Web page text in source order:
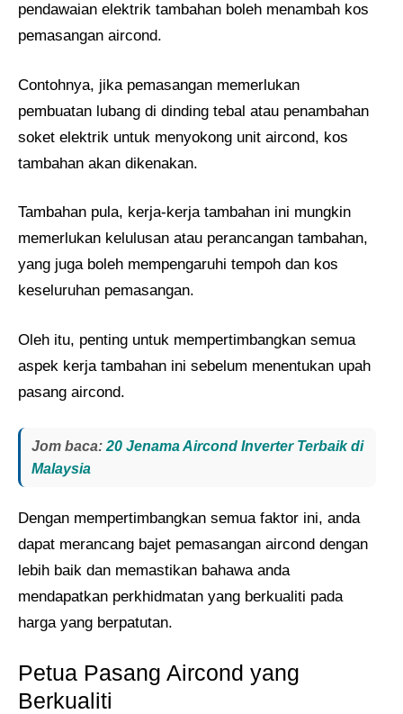
pendawaian elektrik tambahan boleh menambah kos
pemasangan aircond.
Contohnya, jika pemasangan memerlukan
pembuatan lubang di dinding tebal atau penambahan
soket elektrik untuk menyokong unit aircond, kos
tambahan akan dikenakan.
Tambahan pula, kerja-kerja tambahan ini mungkin
memerlukan kelulusan atau perancangan tambahan,
yang juga boleh mempengaruhi tempoh dan kos
keseluruhan pemasangan.
Oleh itu, penting untuk mempertimbangkan semua
aspek kerja tambahan ini sebelum menentukan upah
pasang aircond.
Jom baca: 20 Jenama Aircond Inverter Terbaik di
Malaysia
Dengan mempertimbangkan semua faktor ini, anda
dapat merancang bajet pemasangan aircond dengan
lebih baik dan memastikan bahawa anda
mendapatkan perkhidmatan yang berkualiti pada
harga yang berpatutan.
Petua Pasang Aircond yang
Berkualiti